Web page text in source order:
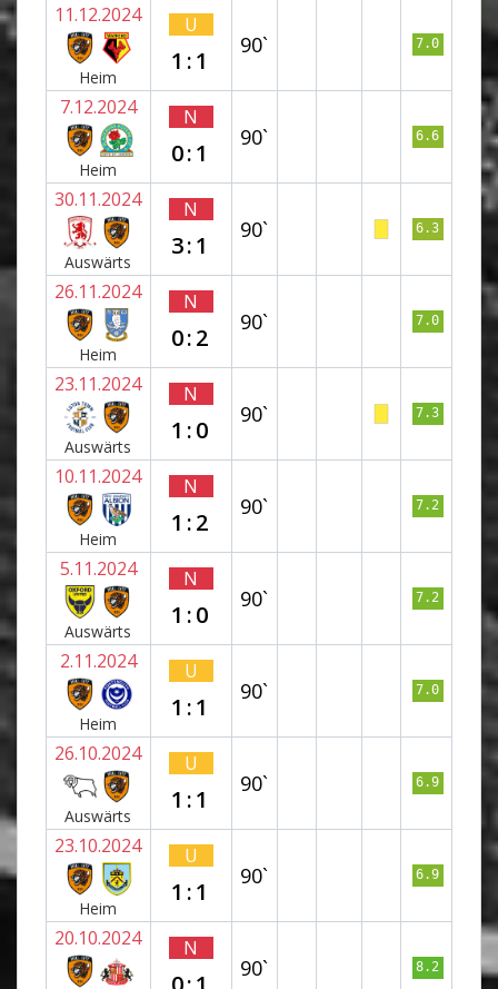
11.12.2024
Heim
U
1:1
90` 7.0
7.12.2024
Heim
N
0:1
90` 6.6
30.11.2024
Auswärts
N
3:1
90` 6.3
26.11.2024
Heim
N
0:2
90` 7.0
23.11.2024
Auswärts
N
1:0
90` 7.3
10.11.2024
Heim
N
1:2
90` 7.2
5.11.2024
Auswärts
N
1:0
90` 7.2
2.11.2024
Heim
U
1:1
90` 7.0
26.10.2024
Auswärts
U
1:1
90` 6.9
23.10.2024
Heim
U
1:1
90` 6.9
20.10.2024 N
90` 8.2